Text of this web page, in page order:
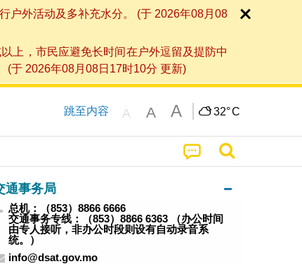
户外活动及多补充水分。 (于 2026年08月08
上，市民应避免长时间在户外逗留及提防中
(于 2026年08月08日17时10分 更新)
跳至内容 A A A 32°C
通事务局
总机：（853）8866 6666
交通事务专线：（853）8866 6363 （办公时间
由专人接听，非办公时段则设有自动录音系
统。）
info@dsat.gov.mo